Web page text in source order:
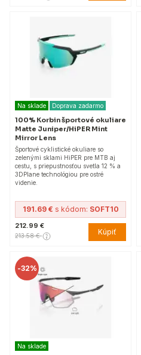
Na sklade Doprava zadarmo
100% Korbin športové okuliare
Matte Juniper/HiPER Mint
Mirror Lens
Športové cyklistické okuliare so
zelenými sklami HiPER pre MTB aj
cestu, s priepustnosťou svetla 12 % a
3DPlane technológiou pre ostré
videnie.
191.69 € s kódom: SOFT10
212.99 €
213.58 € Kúpiť
-32%
Na sklade